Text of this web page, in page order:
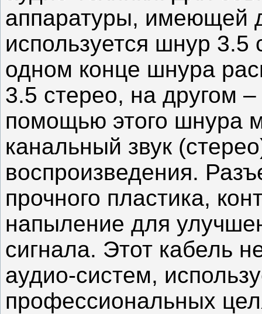
аппаратуры, имеющей
используется шнур
одном конце шнура
3.5 стерео, на другом
помощью этого шнура
канальный звук
воспроизведения.
прочного пластика,
напыление для
сигнала. Этот кабель
аудио-систем,
профессиональных